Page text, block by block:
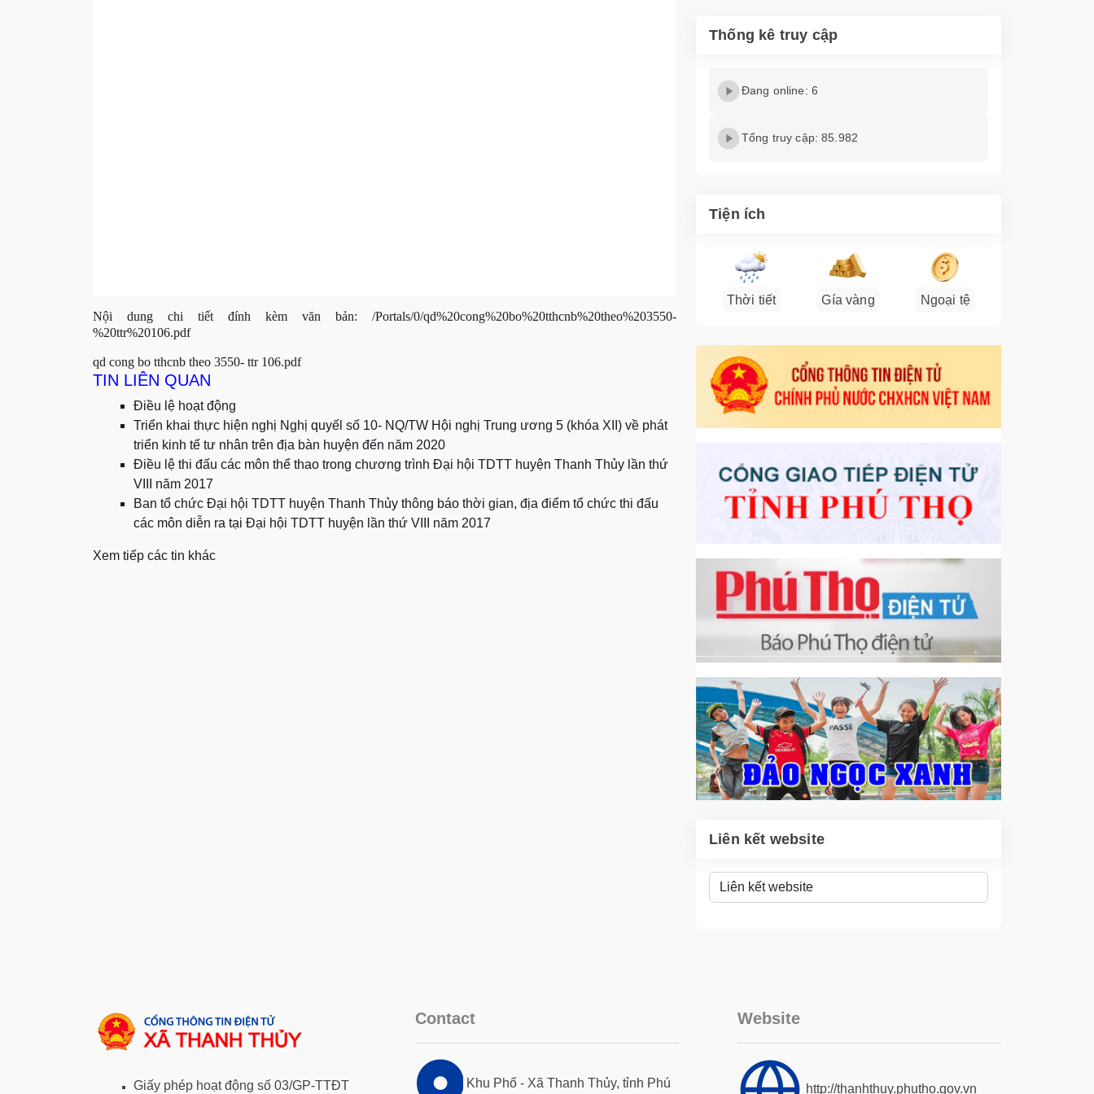
Nội dung chi tiết đính kèm văn bản: /Portals/0/qd%20cong%20bo%20tthcnb%20theo%203550-
%20ttr%20106.pdf
qd cong bo tthcnb theo 3550- ttr 106.pdf
TIN LIÊN QUAN
Điều lệ hoạt động
Triển khai thực hiện nghị Nghị quyếl số 10- NQ/TW Hội nghị Trung ương 5 (khóa XII) về phát
triển kinh tế tư nhân trên địa bàn huyện đến năm 2020
Điều lệ thi đấu các môn thể thao trong chương trình Đại hội TDTT huyện Thanh Thủy lần thứ
VIII năm 2017
Ban tổ chức Đại hội TDTT huyện Thanh Thủy thông báo thời gian, địa điểm tổ chức thi đấu
các môn diễn ra tại Đại hội TDTT huyện lần thứ VIII năm 2017
Xem tiếp các tin khác
Thống kê truy cập
Đang online: 6
Tổng truy cập: 85.982
Tiện ích
Thời tiết Gía vàng Ngoại tệ
Liên kết website
Giấy phép hoạt động số 03/GP-TTĐT
Contact
Khu Phố - Xã Thanh Thủy, tỉnh Phú
Website
http://thanhthuy.phutho.gov.vn